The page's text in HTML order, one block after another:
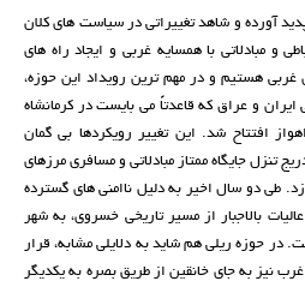
آورده و شاهد تغییراتی در سیاست های کلان
و مبادلاتی با همسایه غربی و ایجاد راه های
غربي هستیم و در مهم ترين رويداد اين حوزه،
ایران و عراق كه قاعدتاً مي بايست در كرمانشاه
افتتاح شد. اين تغییر رویکردها بی گمان
تنزل جايگاه ممتاز مبادلاتي و مسافري مرزهاي
طی دو سال اخیر به دلیل ناامنی های گسترده
بالاجبار از مسیر تاریخی خسروی، به شهر
در حوزه ریلی هم شاید به دلایلی مشابه، قرار
نیز به جای خانقین از طریق بصره به یکدیگر